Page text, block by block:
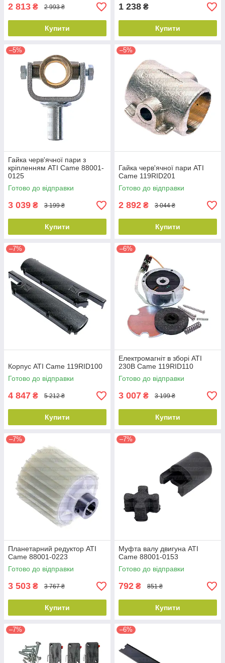
2 813 ₴ 2 993 ₴
Купити
1 238 ₴
Купити
–5%
Гайка черв'ячної пари з
кріпленням ATI Came 88001-
0125
Готово до відправки
3 039 ₴ 3 199 ₴
Купити
–5%
Гайка черв'ячної пари ATI
Came 119RID201
Готово до відправки
2 892 ₴ 3 044 ₴
Купити
–7%
Корпус ATI Came 119RID100
Готово до відправки
4 847 ₴ 5 212 ₴
Купити
–6%
Електромагніт в зборі ATI
230В Came 119RID110
Готово до відправки
3 007 ₴ 3 199 ₴
Купити
–7%
Планетарний редуктор ATI
Came 88001-0223
Готово до відправки
3 503 ₴ 3 767 ₴
Купити
–7%
Муфта валу двигуна ATI
Came 88001-0153
Готово до відправки
792 ₴ 851 ₴
Купити
–7% –6%